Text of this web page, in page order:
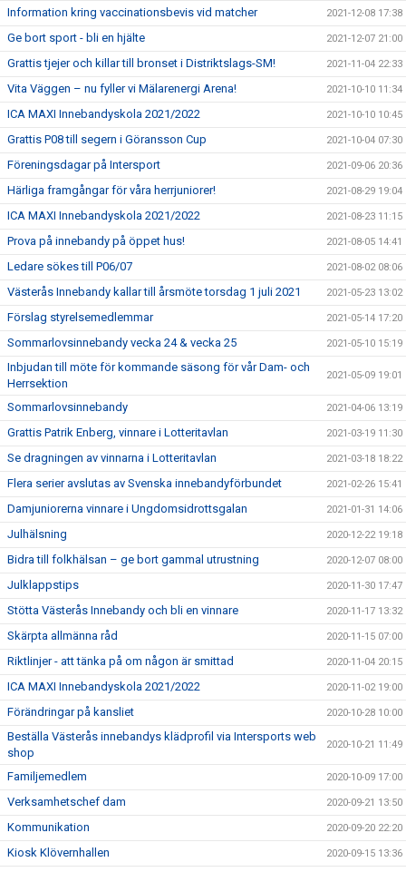
Information kring vaccinationsbevis vid matcher 2021-12-08 17:38
Ge bort sport - bli en hjälte 2021-12-07 21:00
Grattis tjejer och killar till bronset i Distriktslags-SM! 2021-11-04 22:33
Vita Väggen – nu fyller vi Mälarenergi Arena! 2021-10-10 11:34
ICA MAXI Innebandyskola 2021/2022 2021-10-10 10:45
Grattis P08 till segern i Göransson Cup 2021-10-04 07:30
Föreningsdagar på Intersport 2021-09-06 20:36
Härliga framgångar för våra herrjuniorer! 2021-08-29 19:04
ICA MAXI Innebandyskola 2021/2022 2021-08-23 11:15
Prova på innebandy på öppet hus! 2021-08-05 14:41
Ledare sökes till P06/07 2021-08-02 08:06
Västerås Innebandy kallar till årsmöte torsdag 1 juli 2021 2021-05-23 13:02
Förslag styrelsemedlemmar 2021-05-14 17:20
Sommarlovsinnebandy vecka 24 & vecka 25 2021-05-10 15:19
Inbjudan till möte för kommande säsong för vår Dam- och
Herrsektion
2021-05-09 19:01
Sommarlovsinnebandy 2021-04-06 13:19
Grattis Patrik Enberg, vinnare i Lotteritavlan 2021-03-19 11:30
Se dragningen av vinnarna i Lotteritavlan 2021-03-18 18:22
Flera serier avslutas av Svenska innebandyförbundet 2021-02-26 15:41
Damjuniorerna vinnare i Ungdomsidrottsgalan 2021-01-31 14:06
Julhälsning 2020-12-22 19:18
Bidra till folkhälsan – ge bort gammal utrustning 2020-12-07 08:00
Julklappstips 2020-11-30 17:47
Stötta Västerås Innebandy och bli en vinnare 2020-11-17 13:32
Skärpta allmänna råd 2020-11-15 07:00
Riktlinjer - att tänka på om någon är smittad 2020-11-04 20:15
ICA MAXI Innebandyskola 2021/2022 2020-11-02 19:00
Förändringar på kansliet 2020-10-28 10:00
Beställa Västerås innebandys klädprofil via Intersports web
shop
2020-10-21 11:49
Familjemedlem 2020-10-09 17:00
Verksamhetschef dam 2020-09-21 13:50
Kommunikation 2020-09-20 22:20
Kiosk Klövernhallen 2020-09-15 13:36